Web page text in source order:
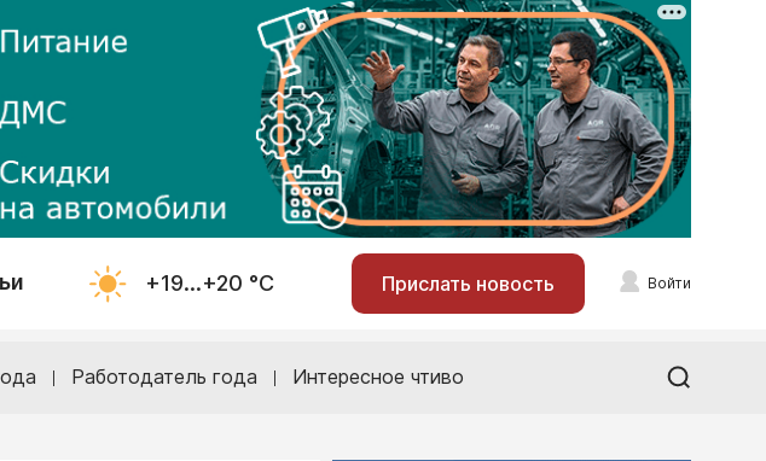
+19...+20 °С Прислать новость Войти
Работодатель года Интересное чтиво